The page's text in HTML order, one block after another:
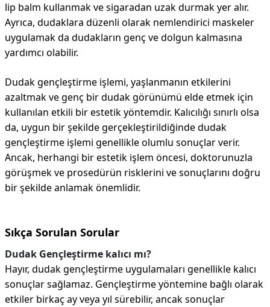
lip balm kullanmak ve sigaradan uzak durmak yer alır.
Ayrıca, dudaklara düzenli olarak nemlendirici maskeler
uygulamak da dudakların genç ve dolgun kalmasına
yardımcı olabilir.
Dudak gençleştirme işlemi, yaşlanmanın etkilerini
azaltmak ve genç bir dudak görünümü elde etmek için
kullanılan etkili bir estetik yöntemdir. Kalıcılığı sınırlı olsa
da, uygun bir şekilde gerçekleştirildiğinde dudak
gençleştirme işlemi genellikle olumlu sonuçlar verir.
Ancak, herhangi bir estetik işlem öncesi, doktorunuzla
görüşmek ve prosedürün risklerini ve sonuçlarını doğru
bir şekilde anlamak önemlidir.
Sıkça Sorulan Sorular
Dudak Gençleştirme kalıcı mı?
Hayır, dudak gençleştirme uygulamaları genellikle kalıcı
sonuçlar sağlamaz. Gençleştirme yöntemine bağlı olarak
etkiler birkaç ay veya yıl sürebilir, ancak sonuçlar